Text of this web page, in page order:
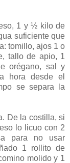
1 y ½ kilo de
suficiente que
tomillo, ajos 1 o
tallo de apio, 1
orégano, sal y
hora desde el
se separa la
De la costilla, si
lo licuo con 2
para no usar
1 rollito de
molido y 1